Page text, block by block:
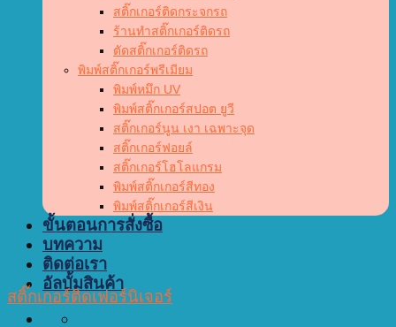
สติ๊กเกอร์ติดกระจกรถ
ร้านทำสติ๊กเกอร์ติดรถ
ตัดสติ๊กเกอร์ติดรถ
พิมพ์สติ๊กเกอร์พรีเมียม
พิมพ์หมึก UV
พิมพ์สติ๊กเกอร์สปอต ยูวี
สติ๊กเกอร์นูน เงา เฉพาะจุด
สติ๊กเกอร์ฟอยล์
สติ๊กเกอร์โฮโลแกรม
พิมพ์สติ๊กเกอร์สีทอง
พิมพ์สติ๊กเกอร์สีเงิน
ขั้นตอนการสั่งซื้อ
บทความ
ติดต่อเรา
อัลบั้มสินค้า
สติ๊กเกอร์ติดเฟอร์นิเจอร์